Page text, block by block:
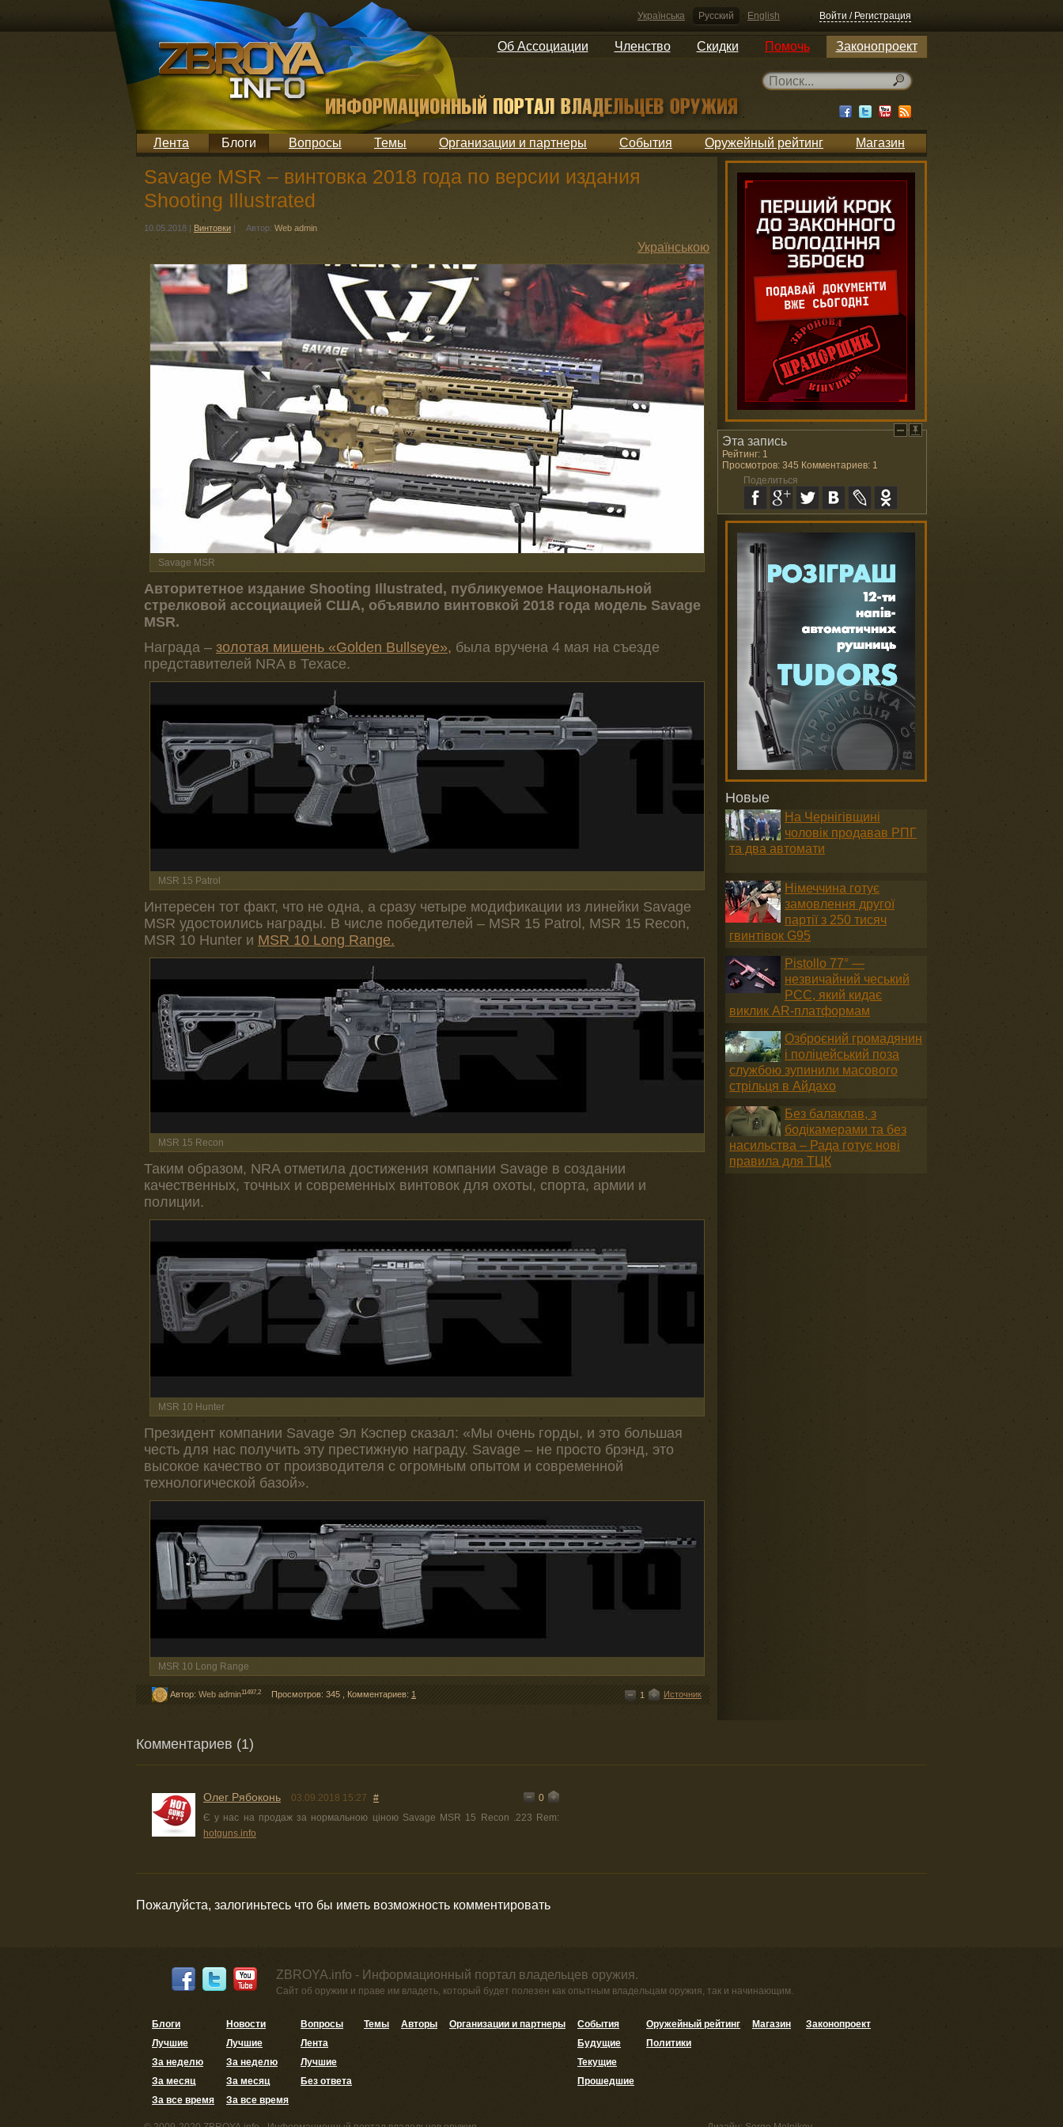
Українська Русский English Войти / Регистрация
Об Ассоциации Членство Скидки Помочь Законопроект
Лента Блоги Вопросы Темы Организации и партнеры События Оружейный рейтинг Магазин
Savage MSR – винтовка 2018 года по версии издания
Shooting Illustrated
10.05.2018 | Винтовки | Автор: Web admin
Українською
Savage MSR
Авторитетное издание Shooting Illustrated, публикуемое Национальной
стрелковой ассоциацией США, объявило винтовкой 2018 года модель Savage
MSR.
Награда – золотая мишень «Golden Bullseye», была вручена 4 мая на съезде
представителей NRA в Техасе.
MSR 15 Patrol
Интересен тот факт, что не одна, а сразу четыре модификации из линейки Savage
MSR удостоились награды. В числе победителей – MSR 15 Patrol, MSR 15 Recon,
MSR 10 Hunter и MSR 10 Long Range.
MSR 15 Recon
Таким образом, NRA отметила достижения компании Savage в создании
качественных, точных и современных винтовок для охоты, спорта, армии и
полиции.
MSR 10 Hunter
Президент компании Savage Эл Кэспер сказал: «Мы очень горды, и это большая
честь для нас получить эту престижную награду. Savage – не просто брэнд, это
высокое качество от производителя с огромным опытом и современной
технологической базой».
MSR 10 Long Range
Автор: Web admin11497,2 Просмотров: 345 Комментариев: 1 Источник
1
Новые
На Чернігівщині
чоловік продавав РПГ
та два автомати
Німеччина готує
замовлення другої
партії з 250 тисяч
гвинтівок G95
Pistollo 77° —
незвичайний чеський
PCC, який кидає
виклик AR-платформам
Озброєний громадянин
і поліцейський поза
службою зупинили масового
стрільця в Айдахо
Без балаклав, з
бодікамерами та без
насильства – Рада готує нові
правила для ТЦК
Эта запись
Рейтинг: 1
Просмотров: 345 Комментариев: 1
Поделиться
Комментариев (1)
Олег Рябоконь 03.09.2018 15:27 #
0
Є у нас на продаж за нормальною ціною Savage MSR 15 Recon .223 Rem:
hotguns.info
Пожалуйста, залогиньтесь что бы иметь возможность комментировать
ZBROYA.info - Информационный портал владельцев оружия.
Сайт об оружии и праве им владеть, который будет полезен как опытным владельцам оружия, так и начинающим.
Блоги
Лучшие
За неделю
За месяц
За все время
Новости
Лучшие
За неделю
За месяц
За все время
Вопросы
Лента
Лучшие
Без ответа
Темы Авторы Организации и партнеры
События
Будущие
Текущие
Прошедшие
Оружейный рейтинг
Политики
Магазин Законопроект